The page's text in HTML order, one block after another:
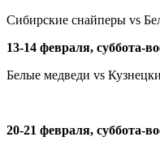
Сибирские снайперы vs
13-14 февраля, суббота-
Белые медведи vs
20-21 февраля, суббота-